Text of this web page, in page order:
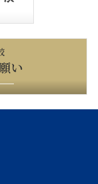
い